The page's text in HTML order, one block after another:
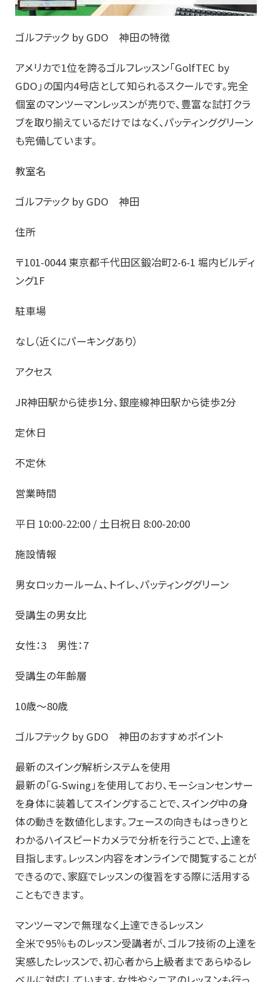
ゴルフテック by GDO 神田の特徴
アメリカで1位を誇るゴルフレッスン「GolfTEC by
GDO」の国内4号店として知られるスクールです。完全
個室のマンツーマンレッスンが売りで、豊富な試打クラ
ブを取り揃えているだけではなく、パッティンググリーン
も完備しています。
教室名
ゴルフテック by GDO 神田
住所
〒101-0044 東京都千代田区鍛冶町2-6-1 堀内ビルディ
ング1F
駐車場
なし（近くにパーキングあり）
アクセス
JR神田駅から徒歩1分、銀座線神田駅から徒歩2分
定休日
不定休
営業時間
平日 10:00-22:00 / 土日祝日 8:00-20:00
施設情報
男女ロッカールーム、トイレ、パッティンググリーン
受講生の男女比
女性：3 男性：7
受講生の年齢層
10歳～80歳
ゴルフテック by GDO 神田のおすすめポイント
最新のスイング解析システムを使用
最新の「G-Swing」を使用しており、モーションセンサー
を身体に装着してスイングすることで、スイング中の身
体の動きを数値化します。フェースの向きもはっきりと
わかるハイスピードカメラで分析を行うことで、上達を
目指します。レッスン内容をオンラインで閲覧することが
できるので、家庭でレッスンの復習をする際に活用する
こともできます。
マンツーマンで無理なく上達できるレッスン
全米で95％ものレッスン受講者が、ゴルフ技術の上達を
実感したレッスンで、初心者から上級者まであらゆるレ